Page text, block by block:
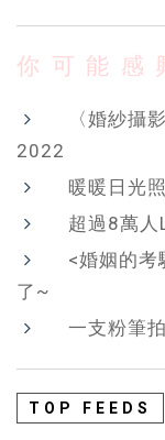
你可能感
〈婚紗攝
2022
暖暖日光
超過8萬人
<婚姻的考
了~
一支粉筆
TOP FEEDS